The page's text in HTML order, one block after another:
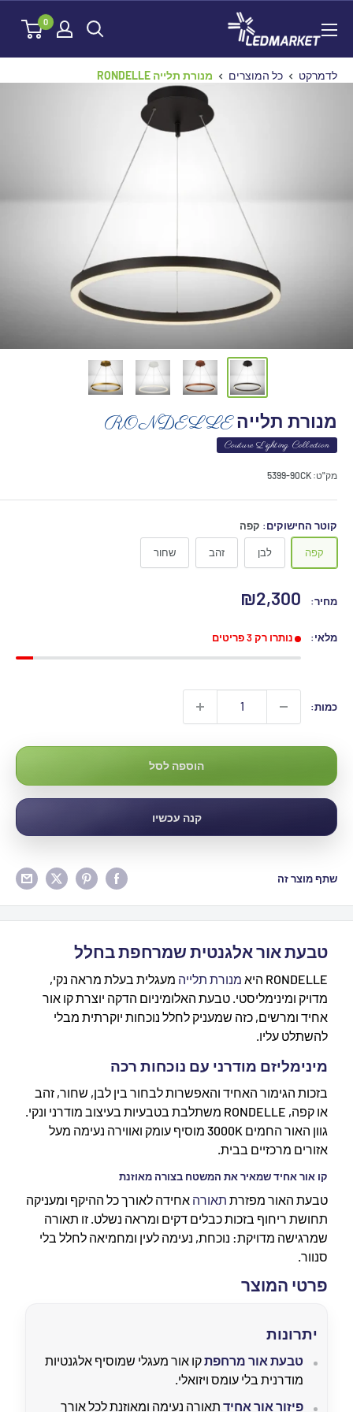
לתוכן
0
לדמרקט כל המוצרים מנורת תלייה RONDELLE
מנורת תלייהRONDELLE
Couture Lighting Collection
מק"ט: 5399-90CK
קוטר החישוקים: קפה
קפה לבן זהב שחור
מחיר:
מחיר
₪2,300
מלאי: נותרו רק 3 פריטים
כמות:
הוספה לסל
קנה עכשיו
שתף מוצר זה
טבעת אור אלגנטית שמרחפת בחלל
RONDELLE היא מנורת תלייה מעגלית בעלת מראה נקי,
מדויק ומינימליסטי. טבעת האלומיניום הדקה יוצרת קו אור
אחיד ומרשים, כזה שמעניק לחלל נוכחות יוקרתית מבלי
להשתלט עליו.
מינימליזם מודרני עם נוכחות רכה
בזכות הגימור האחיד והאפשרות לבחור בין לבן, שחור, זהב
או קפה, RONDELLE משתלבת בטבעיות בעיצוב מודרני ונקי.
גוון האור החמים 3000K מוסיף עומק ואווירה נעימה מעל
אזורים מרכזיים בבית.
קו אור אחיד שמאיר את המשטח בצורה מאוזנת
טבעת האור מפזרת תאורה אחידה לאורך כל ההיקף ומעניקה
תחושת ריחוף בזכות כבלים דקים ומראה נשלט. זו תאורה
שמרגישה מדויקת: נוכחת, נעימה לעין ומחמיאה לחלל בלי
סנוור.
פרטי המוצר
יתרונות
טבעת אור מרחפתקו אור מעגלי שמוסיף אלגנטיות
מודרנית בלי עומס ויזואלי.
פיזור אור אחיד תאורה נעימה ומאוזנת לכל אורך